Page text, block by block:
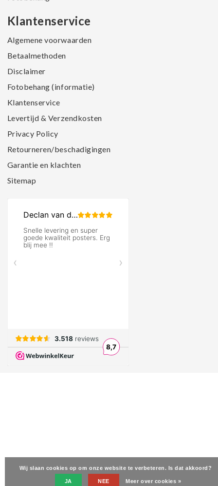
Klantenservice
Algemene voorwaarden
Betaalmethoden
Disclaimer
Fotobehang (informatie)
Klantenservice
Levertijd & Verzendkosten
Privacy Policy
Retourneren/beschadigingen
Garantie en klachten
Sitemap
Wij slaan cookies op om onze website te verbeteren. Is dat akkoord?
JA NEE Meer over cookies »